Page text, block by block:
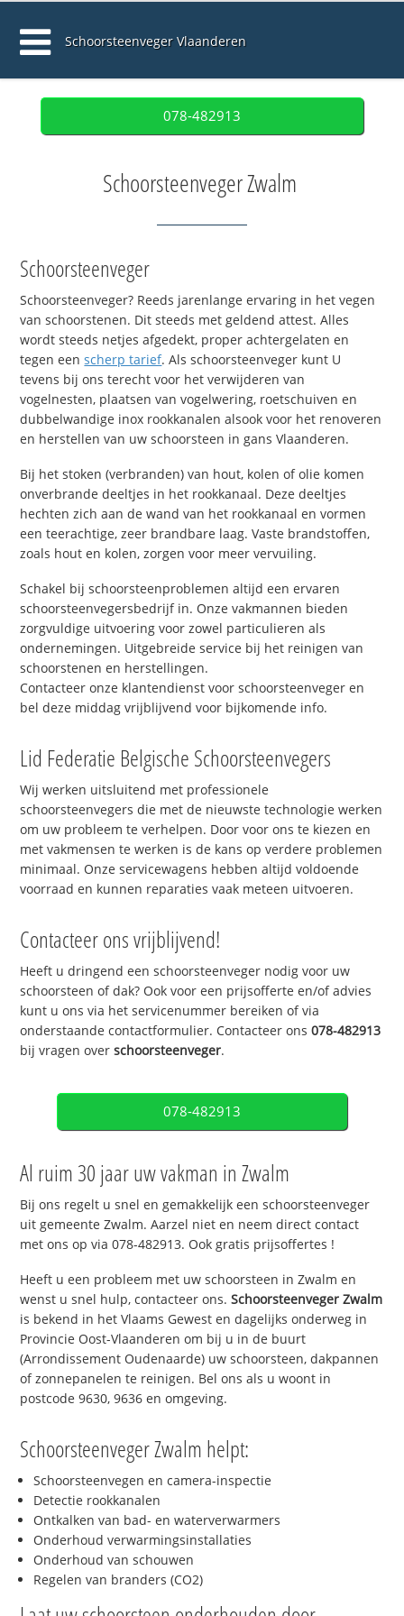
Schoorsteenveger Vlaanderen
078-482913
Schoorsteenveger Zwalm
Schoorsteenveger
Schoorsteenveger? Reeds jarenlange ervaring in het vegen
van schoorstenen. Dit steeds met geldend attest. Alles
wordt steeds netjes afgedekt, proper achtergelaten en
tegen eenscherp tarief. Als schoorsteenveger kunt U
tevens bij ons terecht voor het verwijderen van
vogelnesten, plaatsen van vogelwering, roetschuiven en
dubbelwandige inox rookkanalen alsook voor het renoveren
en herstellen van uw schoorsteen in gans Vlaanderen.
Bij het stoken (verbranden) van hout, kolen of olie komen
onverbrande deeltjes in het rookkanaal. Deze deeltjes
hechten zich aan de wand van het rookkanaal en vormen
een teerachtige, zeer brandbare laag. Vaste brandstoffen,
zoals hout en kolen, zorgen voor meer vervuiling.
Schakel bij schoorsteenproblemen altijd een ervaren
schoorsteenvegersbedrijf in. Onze vakmannen bieden
zorgvuldige uitvoering voor zowel particulieren als
ondernemingen. Uitgebreide service bij het reinigen van
schoorstenen en herstellingen.
Contacteer onze klantendienst voor schoorsteenveger en
bel deze middag vrijblijvend voor bijkomende info.
Lid Federatie Belgische Schoorsteenvegers
Wij werken uitsluitend met professionele
schoorsteenvegers die met de nieuwste technologie werken
om uw probleem te verhelpen. Door voor ons te kiezen en
met vakmensen te werken is de kans op verdere problemen
minimaal. Onze servicewagens hebben altijd voldoende
voorraad en kunnen reparaties vaak meteen uitvoeren.
Contacteer ons vrijblijvend!
Heeft u dringend een schoorsteenveger nodig voor uw
schoorsteen of dak? Ook voor een prijsofferte en/of advies
kunt u ons via het servicenummer bereiken of via
onderstaande contactformulier. Contacteer ons078-482913
bij vragen overschoorsteenveger.
078-482913
Al ruim 30 jaar uw vakman in Zwalm
Bij ons regelt u snel en gemakkelijk een schoorsteenveger
uit gemeente Zwalm. Aarzel niet en neem direct contact
met ons op via 078-482913. Ook gratis prijsoffertes !
Heeft u een probleem met uw schoorsteen in Zwalm en
wenst u snel hulp, contacteer ons.Schoorsteenveger Zwalm
is bekend in het Vlaams Gewest en dagelijks onderweg in
Provincie Oost-Vlaanderen om bij u in de buurt
(Arrondissement Oudenaarde) uw schoorsteen, dakpannen
of zonnepanelen te reinigen. Bel ons als u woont in
postcode 9630, 9636 en omgeving.
Schoorsteenveger Zwalm helpt:
Schoorsteenvegen en camera-inspectie
Detectie rookkanalen
Ontkalken van bad- en waterverwarmers
Onderhoud verwarmingsinstallaties
Onderhoud van schouwen
Regelen van branders (CO2)